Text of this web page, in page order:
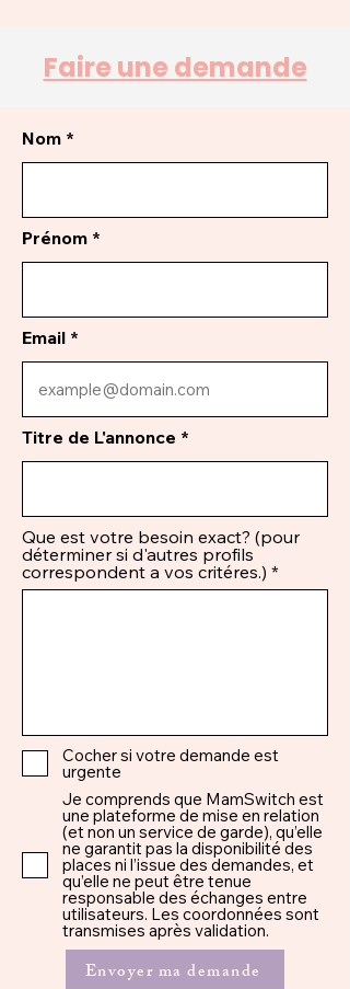
Faire une demande
Nom
Prénom
Email
Titre de L'annonce
Que est votre besoin exact? (pour
déterminer si d'autres profils
correspondent a vos critéres.)
Cocher si votre demande est
urgente
Je comprends que MamSwitch est
une plateforme de mise en relation
(et non un service de garde), qu’elle
ne garantit pas la disponibilité des
places ni l’issue des demandes, et
qu’elle ne peut être tenue
responsable des échanges entre
utilisateurs. Les coordonnées sont
transmises après validation.
Envoyer ma demande